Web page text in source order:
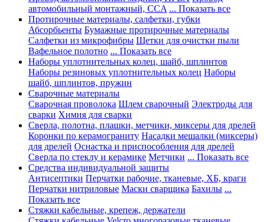
автомобильный монтажный, CCA ... Показать все
Протирочные материалы, салфетки, губки
Абсорбьенты Бумажные протирочные материалы
Салфетки из микрофибры Щетки для очистки пыли
Вафельное полотно ... Показать все
Наборы уплотнительных колец, шайб, шплинтов
Наборы резиновых уплотнительных колец Наборы
шайб, шплинтов, пружин
Сварочные материалы
Сварочная проволока Шлем сварочный Электроды для
сварки Химия для сварки
Сверла, полотна, плашки, метчики, миксеры для дрелей
Коронки по керамограниту Насадки мешалки (миксеры)
для дрелей Оснастка и приспособления для дрелей
Сверла по стеклу и керамике Метчики ... Показать все
Средства индивидуальной защиты
Антисептики Перчатки рабочие, тканевые, ХБ, краги
Перчатки нитриловые Маски сварщика Бахилы ...
Показать все
Стяжки кабельные, крепеж, держатели